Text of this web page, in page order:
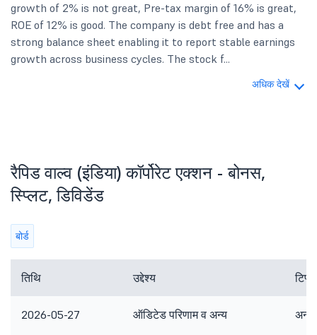
growth of 2% is not great, Pre-tax margin of 16% is great,
ROE of 12% is good. The company is debt free and has a
strong balance sheet enabling it to report stable earnings
growth across business cycles. The stock f...
अधिक देखें
रैपिड वाल्व (इंडिया) कॉर्पोरेट एक्शन - बोनस,
स्प्लिट, डिविडेंड
बोर्ड
तिथि उद्देश्य
2026-05-27 ऑडिटेड परिणाम व अन्य अन्य